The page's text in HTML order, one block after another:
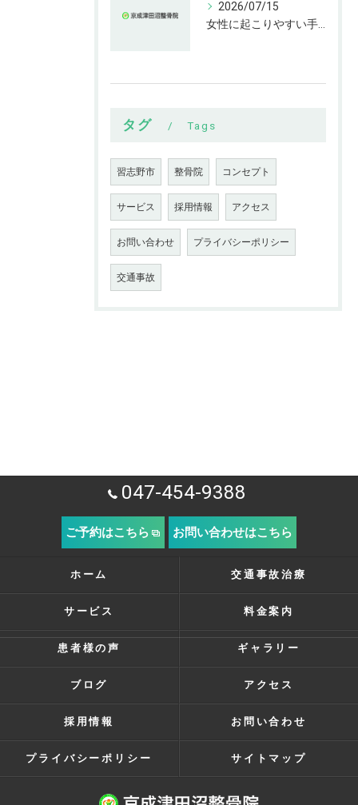
2026/07/15
タグ Tags
習志野市 整骨院 コンセプト
サービス 採用情報 アクセス
お問い合わせ プライバシーポリシー
交通事故
047-454-9388
ご予約はこちら お問い合わせはこちら
ホーム 交通事故治療
サービス 料金案内
患者様の声 ギャラリー
ブログ アクセス
採用情報 お問い合わせ
プライバシーポリシー サイトマップ